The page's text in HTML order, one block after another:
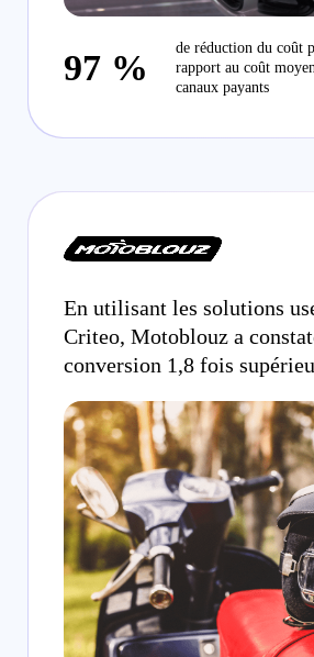
97 %
de réduction du coût
rapport au coût
canaux payants
En utilisant les solutions
Criteo, Motoblouz a
conversion 1,8 fois